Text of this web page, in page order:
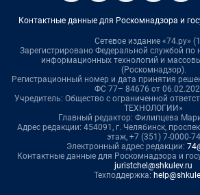
Контактные данные для Роскомнадзора и
Сетевое издание «74.ру»
Зарегистрировано Федеральной службой по
информационных технологий и
(Роскомнадзор).
Регистрационный номер и дата принятия
ФС 77– 84676 от
Учредитель: Общество с ограниченной
ТЕХНОЛОГИИ»
Главный редактор: Филипцева
Адрес редакции: 454091, г. Челябинск,
этаж, +7 (351) 7-0000-74
Электронный адрес редакции:
Контактные данные для Роскомнадзора и
juristchel@shkulev.ru
Техподдержка: